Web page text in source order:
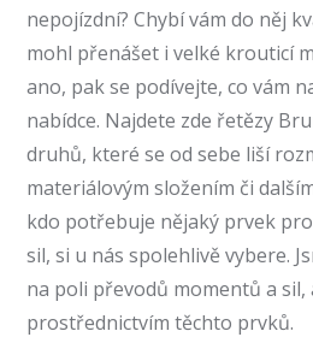
nepojízdní? Chybí vám do něj
mohl přenášet i velké krouticí
ano, pak se podívejte, co vám
nabídce. Najdete zde řetězy
druhů, které se od sebe liší
materiálovým složením či
kdo potřebuje nějaký prvek
sil, si u nás spolehlivě vybere.
na poli převodů momentů a sil,
prostřednictvím těchto prvků.